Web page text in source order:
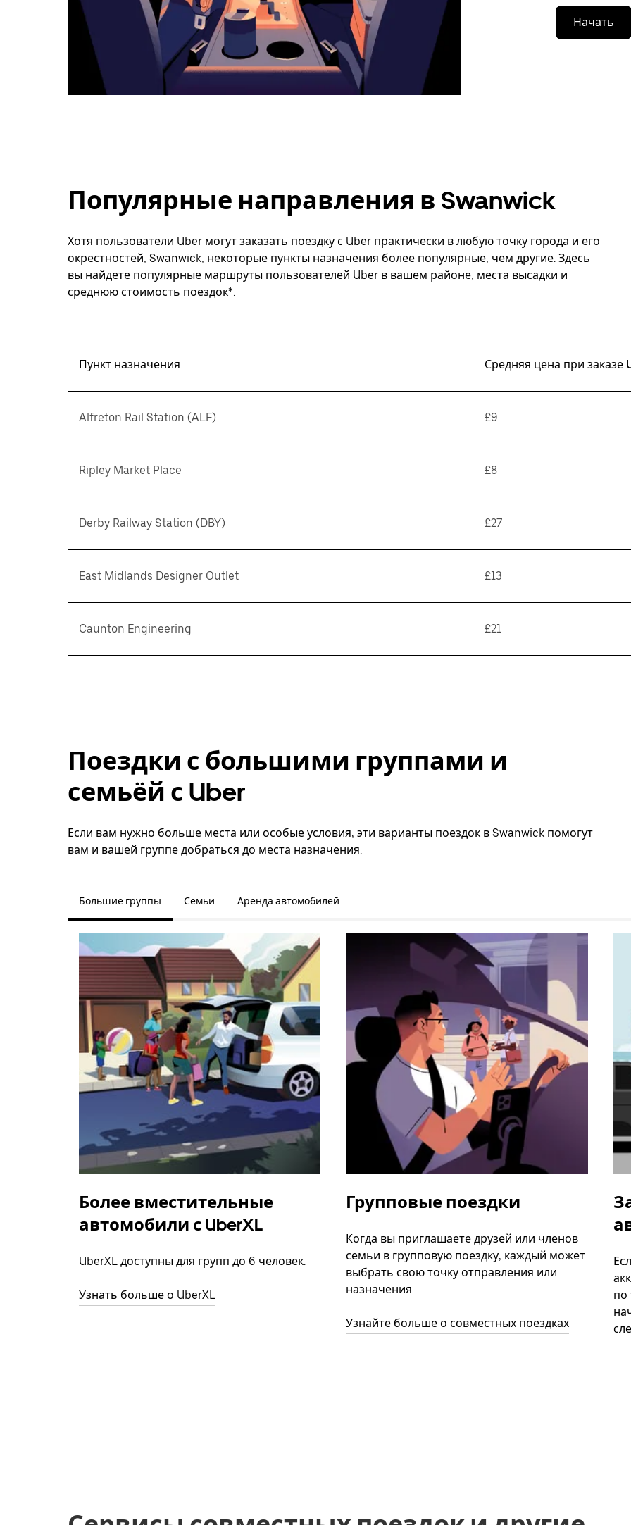
Начать
Популярные направления в Swanwick
Хотя пользователи Uber могут заказать поездку с Uber практически в любую точку города и его
окрестностей, Swanwick, некоторые пункты назначения более популярные, чем другие. Здесь
вы найдете популярные маршруты пользователей Uber в вашем районе, места высадки и
среднюю стоимость поездок*.
Пункт назначения Средняя цена при заказе
Alfreton Rail Station (ALF) £9
Ripley Market Place £8
Derby Railway Station (DBY) £27
East Midlands Designer Outlet £13
Caunton Engineering £21
Поездки с большими группами и
семьёй с Uber
Если вам нужно больше места или особые условия, эти варианты поездок в Swanwick помогут
вам и вашей группе добраться до места назначения.
Большие группы Семьи Аренда автомобилей
Более вместительные
автомобили с UberXL
UberXL доступны для групп до 6 человек.
Узнать больше о UberXL
Групповые поездки
Когда вы приглашаете друзей или членов
семьи в групповую поездку, каждый может
выбрать свою точку отправления или
назначения.
Узнайте больше о совместных поездках
по